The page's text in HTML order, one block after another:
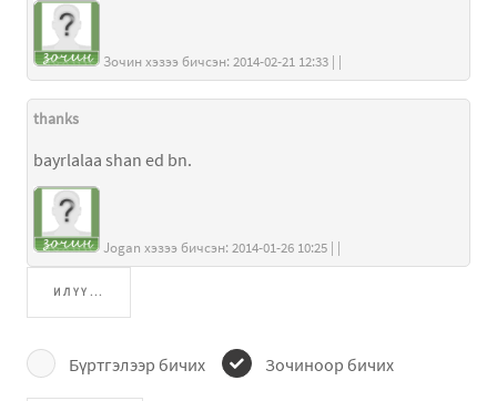
Зочин хэзээ бичсэн: 2014-02-21 12:33 | |
thanks
bayrlalaa shan ed bn.
Jogan хэзээ бичсэн: 2014-01-26 10:25 | |
ИЛҮҮ...
Бүртгэлээр бичих Зочиноор бичих